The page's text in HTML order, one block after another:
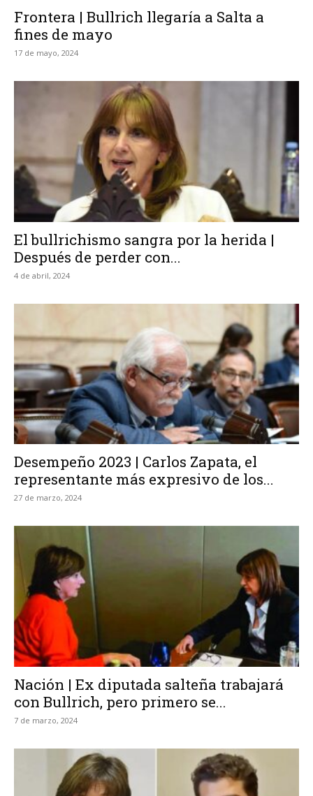
Frontera | Bullrich llegaría a Salta a
fines de mayo
17 de mayo, 2024
El bullrichismo sangra por la herida |
Después de perder con...
4 de abril, 2024
Desempeño 2023 | Carlos Zapata, el
representante más expresivo de los...
27 de marzo, 2024
Nación | Ex diputada salteña trabajará
con Bullrich, pero primero se...
7 de marzo, 2024